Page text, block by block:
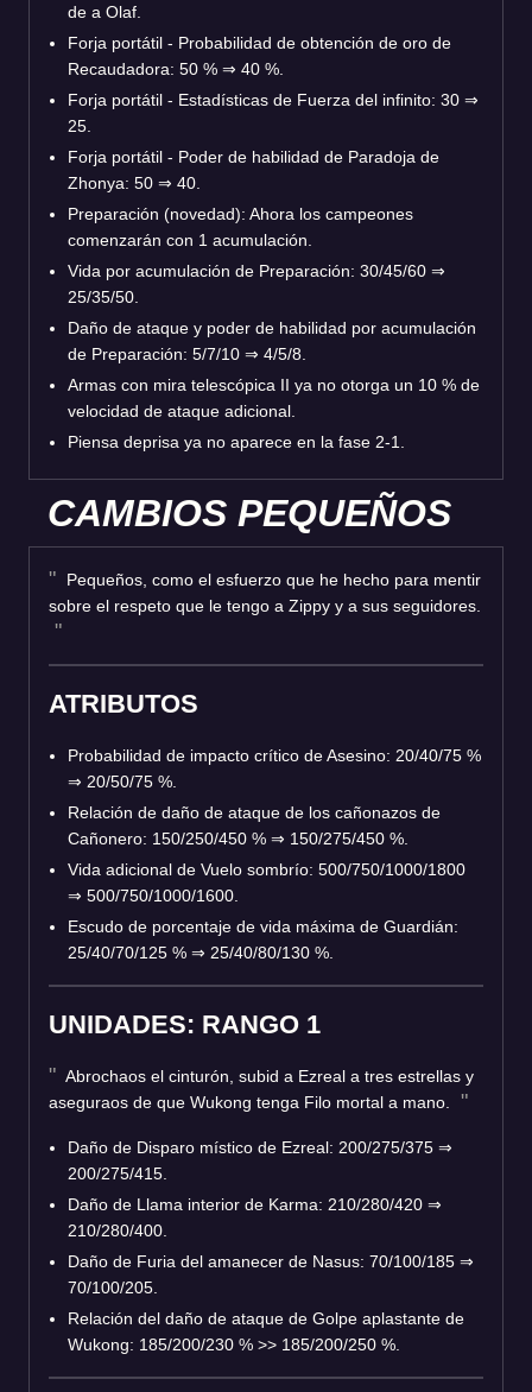
de a Olaf.
Forja portátil - Probabilidad de obtención de oro de
Recaudadora: 50 % ⇒ 40 %.
Forja portátil - Estadísticas de Fuerza del infinito: 30 ⇒
25.
Forja portátil - Poder de habilidad de Paradoja de
Zhonya: 50 ⇒ 40.
Preparación (novedad): Ahora los campeones
comenzarán con 1 acumulación.
Vida por acumulación de Preparación: 30/45/60 ⇒
25/35/50.
Daño de ataque y poder de habilidad por acumulación
de Preparación: 5/7/10 ⇒ 4/5/8.
Armas con mira telescópica II ya no otorga un 10 % de
velocidad de ataque adicional.
Piensa deprisa ya no aparece en la fase 2-1.
CAMBIOS PEQUEÑOS
Pequeños, como el esfuerzo que he hecho para mentir
sobre el respeto que le tengo a Zippy y a sus seguidores.
ATRIBUTOS
Probabilidad de impacto crítico de Asesino: 20/40/75 %
⇒ 20/50/75 %.
Relación de daño de ataque de los cañonazos de
Cañonero: 150/250/450 % ⇒ 150/275/450 %.
Vida adicional de Vuelo sombrío: 500/750/1000/1800
⇒ 500/750/1000/1600.
Escudo de porcentaje de vida máxima de Guardián:
25/40/70/125 % ⇒ 25/40/80/130 %.
UNIDADES: RANGO 1
Abrochaos el cinturón, subid a Ezreal a tres estrellas y
aseguraos de que Wukong tenga Filo mortal a mano.
Daño de Disparo místico de Ezreal: 200/275/375 ⇒
200/275/415.
Daño de Llama interior de Karma: 210/280/420 ⇒
210/280/400.
Daño de Furia del amanecer de Nasus: 70/100/185 ⇒
70/100/205.
Relación del daño de ataque de Golpe aplastante de
Wukong: 185/200/230 % >> 185/200/250 %.